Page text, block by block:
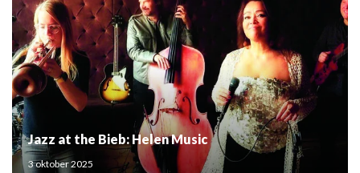
Jazz at the Bieb: Helen Music
3 oktober 2025